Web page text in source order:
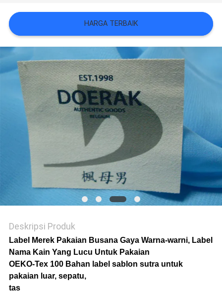
VR
SHOW
SITEMAP
KEBIJAKAN
PRIVASI
HARGA TERBAIK
Deskripsi Produk
Label Merek Pakaian Busana Gaya Warna-warni, Label
Nama Kain Yang Lucu Untuk Pakaian
OEKO-Tex 100 Bahan label sablon sutra untuk
pakaian luar, sepatu,
tas